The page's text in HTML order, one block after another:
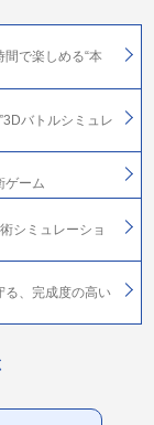
で楽しめる“本
バトルシミュレ
ゲーム
シミュレーショ
る、完成度の高い